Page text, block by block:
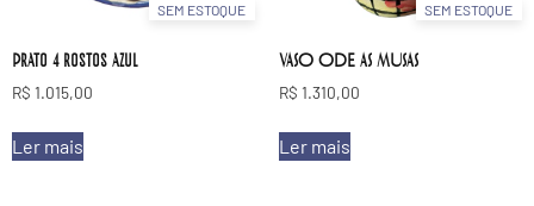
SEM ESTOQUE
Prato 4 rostos azul
R$ 1.015,00
Ler mais
SEM ESTOQUE
VASO ODE AS MUSAS
R$ 1.310,00
Ler mais